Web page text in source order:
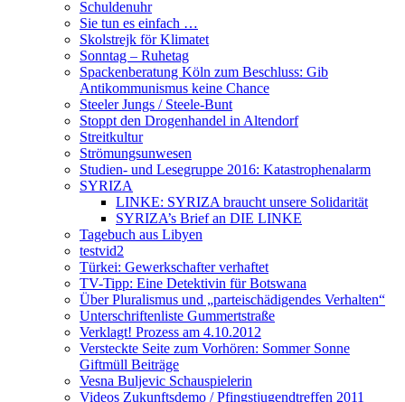
Schuldenuhr
Sie tun es einfach …
Skolstrejk för Klimatet
Sonntag – Ruhetag
Spackenberatung Köln zum Beschluss: Gib
Antikommunismus keine Chance
Steeler Jungs / Steele-Bunt
Stoppt den Drogenhandel in Altendorf
Streitkultur
Strömungsunwesen
Studien- und Lesegruppe 2016: Katastrophenalarm
SYRIZA
LINKE: SYRIZA braucht unsere Solidarität
SYRIZA’s Brief an DIE LINKE
Tagebuch aus Libyen
testvid2
Türkei: Gewerkschafter verhaftet
TV-Tipp: Eine Detektivin für Botswana
Über Pluralismus und „parteischädigendes Verhalten“
Unterschriftenliste Gummertstraße
Verklagt! Prozess am 4.10.2012
Versteckte Seite zum Vorhören: Sommer Sonne
Giftmüll Beiträge
Vesna Buljevic Schauspielerin
Videos Zukunftsdemo / Pfingstjugendtreffen 2011